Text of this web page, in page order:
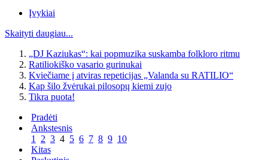
Įvykiai
Skaityti daugiau...
„DJ Kaziukas“: kai popmuzika suskamba folkloro ritmu
Ratiliokiško vasario gurinukai
Kviečiame į atviras repeticijas „Valanda su RATILIO“
Kap šilo žvėrukai pilosopų kiemi zujo
Tikra puota!
Pradėti
Ankstesnis
1 2 3 4 5 6 7 8 9 10
Kitas